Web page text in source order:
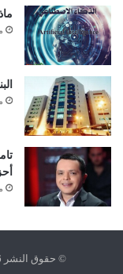
© حقوق النشر 2026، جميع الحقوق محفوظة | كوش نيوز